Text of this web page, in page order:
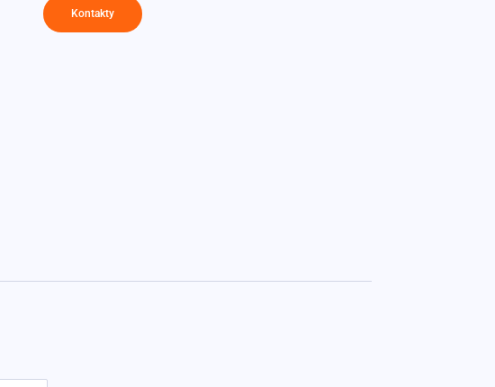
Kontakty